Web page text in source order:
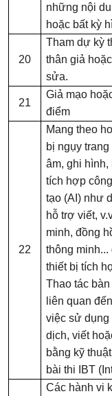
những nội
hoặc bất kỳ
20
Tham dự kỳ
thân giả
sửa.
21
Giả mạo
điểm
22
Mang theo
bị ngụy
âm, ghi hình,
tích hợp
tạo (AI) như
hỗ trợ viết,
minh, đồng
thông
thiết bị tích
Thao tác
liên quan
việc sử dụng
dịch, viết
bằng kỹ
bài thi IBT
Các hành vi